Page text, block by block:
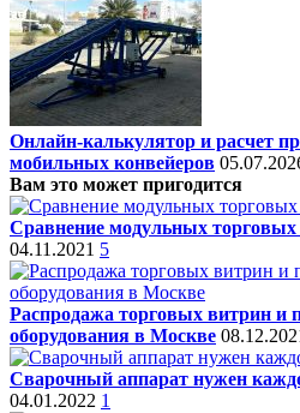
Онлайн-калькулятор и расчет
мобильных конвейеров
Вам это может пригодится
Сравнение модульных
04.11.2021 5
Распродажа торговых витрин и
оборудования в Москве
Сварочный аппарат нужен
04.01.2022 1